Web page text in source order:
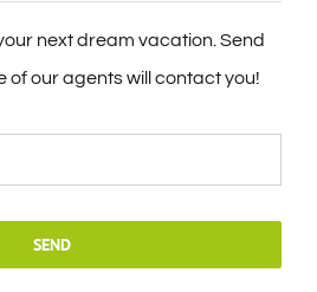
next dream vacation. Send
of our agents will contact you!
SEND